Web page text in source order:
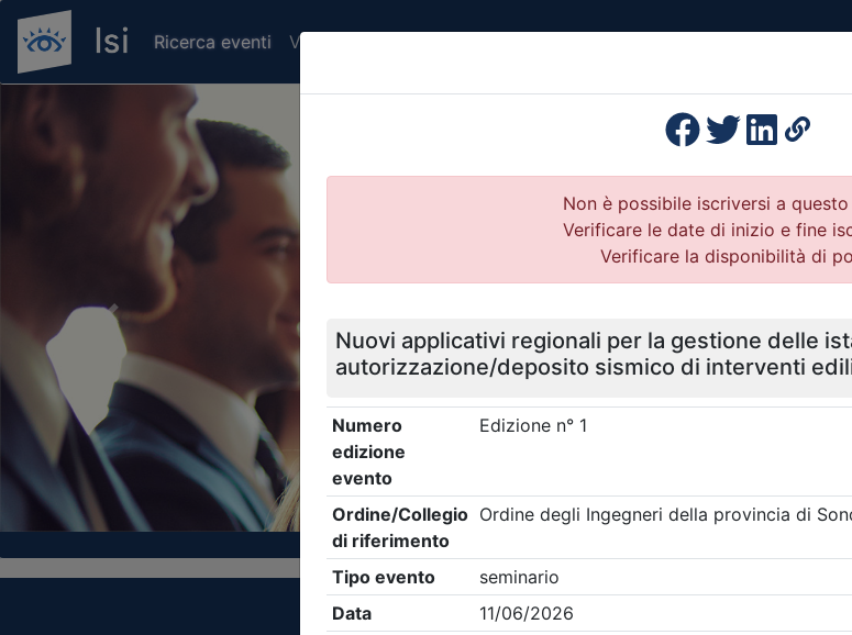
Ricerca eventi Verifica attestato di presenza
Previous
Clicca qui - espandi la sezione dei filtri